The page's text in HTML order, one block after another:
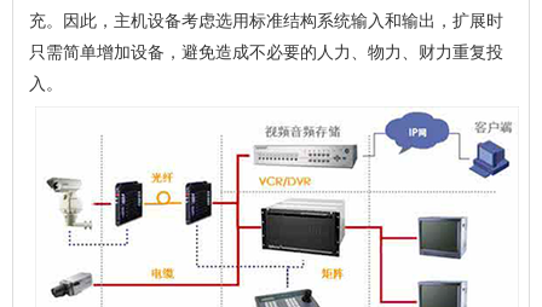
充。因此，主机设备考虑选用标准结构系统输入和输出，扩展时
只需简单增加设备，避免造成不必要的人力、物力、财力重复投
入。